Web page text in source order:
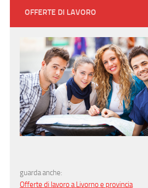
OFFERTE DI LAVORO
guarda anche:
Offerte di lavoro a Livorno e provincia